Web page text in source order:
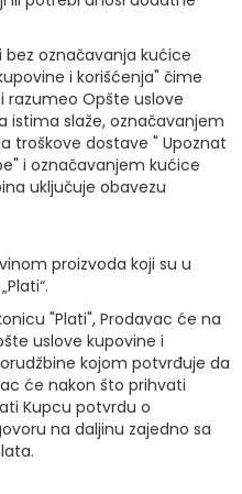
označavanja kućice
i korišćenja" čime
razumeo Opšte uslove
istima slaže, označavanjem
troškove dostave " Upoznat
i označavanjem kućice
uključuje obavezu
proizvoda koji su u
"Plati", Prodavac će na
uslove kupovine i
kojom potvrđuje da
će nakon što prihvati
Kupcu potvrdu o
na daljinu zajedno sa